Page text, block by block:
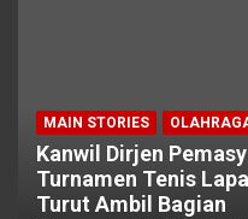
MAIN STORIES
Kanwil Dirjen
Turnamen Tenis
Turut Ambil Bagian